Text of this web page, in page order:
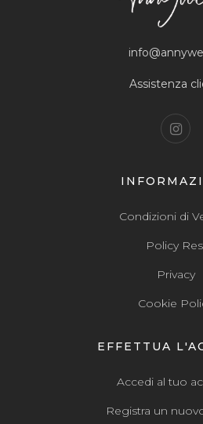
Assistenza
Condizioni di
Policy
Privacy
Cookie
EFFETTUA
Accedi al tuo
Registra un